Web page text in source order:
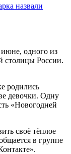
одного из
столицы России.
родились
девочки. Одну
«Новогодней
своё тёплое
в группе